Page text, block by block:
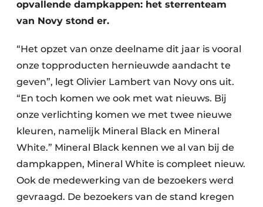
opvallende dampkappen: het sterrenteam
van Novy stond er.
“Het opzet van onze deelname dit jaar is vooral
onze topproducten hernieuwde aandacht te
geven”, legt Olivier Lambert van Novy ons uit.
“En toch komen we ook met wat nieuws. Bij
onze verlichting komen we met twee nieuwe
kleuren, namelijk Mineral Black en Mineral
White.” Mineral Black kennen we al van bij de
dampkappen, Mineral White is compleet nieuw.
Ook de medewerking van de bezoekers werd
gevraagd. De bezoekers van de stand kregen